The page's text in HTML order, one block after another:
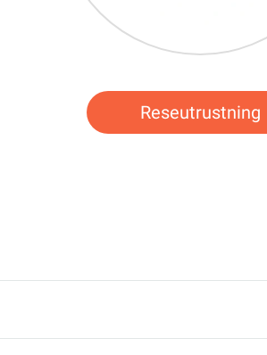
Reseutrustning